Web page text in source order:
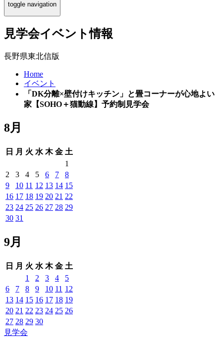
toggle navigation
見学会イベント情報
長野県東北信版
Home
イベント
「DK分離×壁付けキッチン」と畳コーナーが心地よい
家【SOHO＋猫動線】予約制見学会
8月
日 月 火 水 木 金 土
1
2
3 4 5 6 7
8
9
10 11 12 13 14 15
16 17 18 19 20 21 22
23 24 25 26 27 28 29
30 31
9月
日 月 火 水 木 金 土
1
2 3 4
5
6
7 8 9 10 11 12
13 14 15 16 17 18 19
20 21 22 23 24 25 26
27 28 29 30
見学会